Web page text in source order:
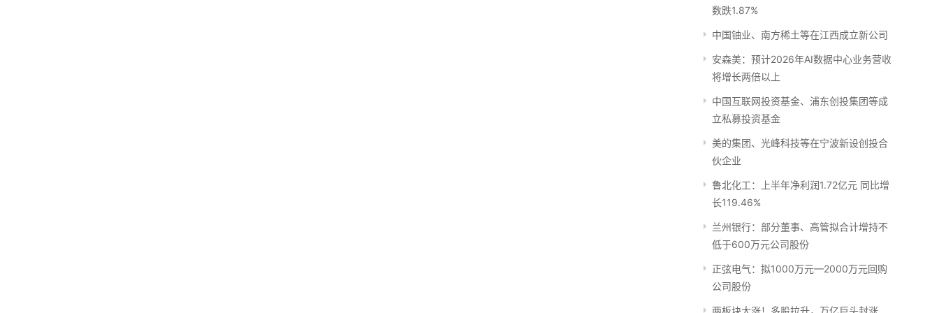
数跌1.87%
中国铀业、南方稀土等在江西成立新公司
安森美：预计2026年AI数据中心业务营收
将增长两倍以上
中国互联网投资基金、浦东创投集团等成
立私募投资基金
美的集团、光峰科技等在宁波新设创投合
伙企业
鲁北化工：上半年净利润1.72亿元 同比增
长119.46%
兰州银行：部分董事、高管拟合计增持不
低于600万元公司股份
正弦电气：拟1000万元—2000万元回购
公司股份
两板块大涨！多股拉升，万亿巨头封涨